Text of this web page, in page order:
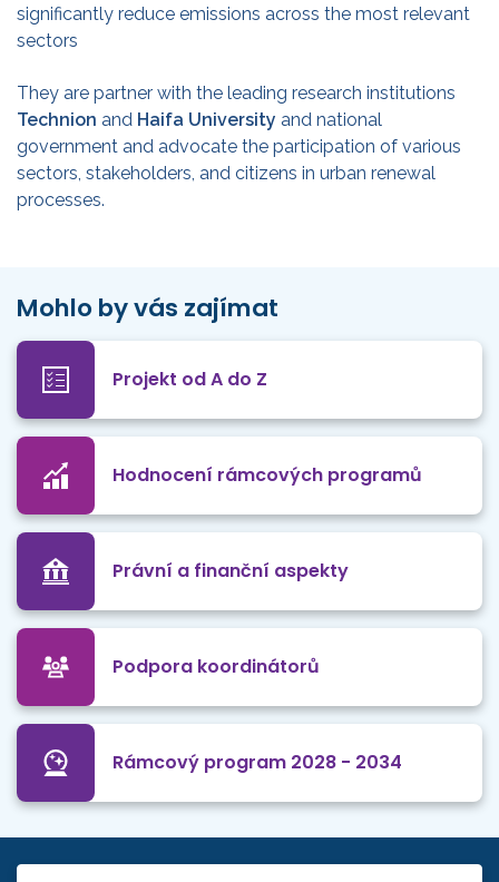
significantly reduce emissions across the most relevant
sectors
They are partner with the leading research institutions
Technion and Haifa University and national
government and advocate the participation of various
sectors, stakeholders, and citizens in urban renewal
processes.
Mohlo by vás zajímat
Projekt od A do Z
Hodnocení rámcových programů
Právní a finanční aspekty
Podpora koordinátorů
Rámcový program 2028 - 2034